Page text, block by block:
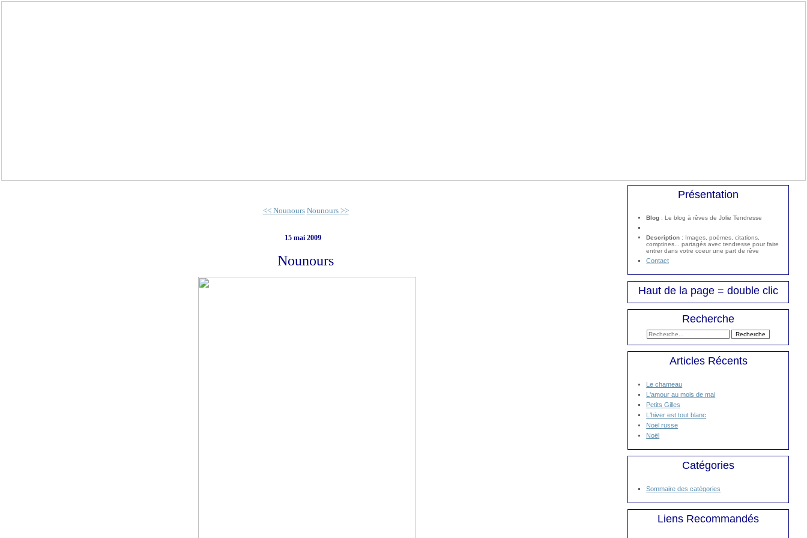
<< Nounours Nounours >>
15 mai 2009
Nounours
Présentation
Blog : Le blog à rêves de Jolie Tendresse
Description : Images, poèmes, citations,
comptines... partagés avec tendresse pour faire
entrer dans votre coeur une part de rêve
Contact
Haut de la page = double clic
Recherche
Articles Récents
Le chameau
L'amour au mois de mai
Petits Gilles
L'hiver est tout blanc
Noël russe
Noël
Catégories
Sommaire des catégories
Liens Recommandés